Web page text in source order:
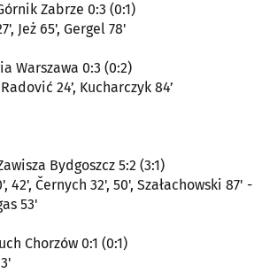
Zabrze 0:3 (0:1)
Jeż 65', Gergel 78'
Warszawa 0:3 (0:2)
Radović 24’, Kucharczyk 84’
Bydgoszcz 5:2 (3:1)
42', Černych 32', 50', Szałachowski 87' -
53'
Chorzów 0:1 (0:1)